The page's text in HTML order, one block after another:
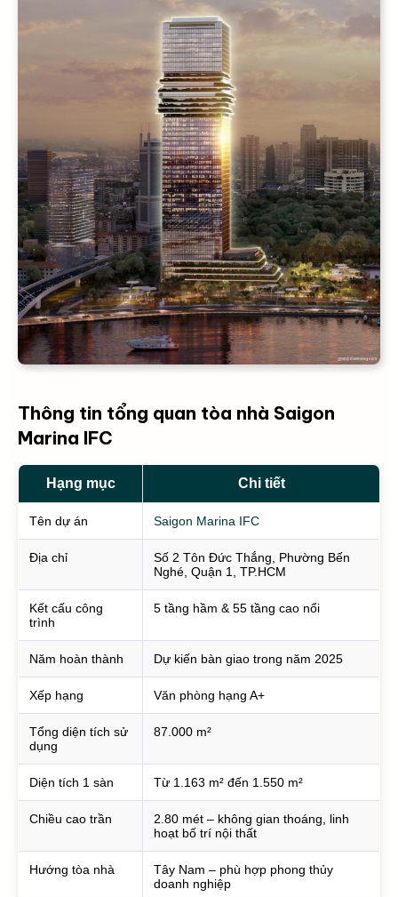
Thông tin tổng quan tòa nhà Saigon
Marina IFC
Hạng mục Chi tiết
Tên dự án Saigon Marina IFC
Địa chỉ
Số 2 Tôn Đức Thắng, Phường Bến
Nghé, Quận 1, TP.HCM
Kết cấu công
trình
5 tầng hầm & 55 tầng cao nổi
Năm hoàn thành Dự kiến bàn giao trong năm 2025
Xếp hạng Văn phòng hạng A+
Tổng diện tích sử
dụng
87.000 m²
Diện tích 1 sàn Từ 1.163 m² đến 1.550 m²
Chiều cao trần
2.80 mét – không gian thoáng, linh
hoạt bố trí nội thất
Hướng tòa nhà
Tây Nam – phù hợp phong thủy
doanh nghiệp